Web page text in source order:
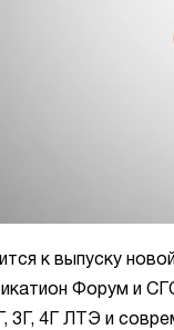
к выпуску
Форум и
3Г, 4Г ЛТЭ и